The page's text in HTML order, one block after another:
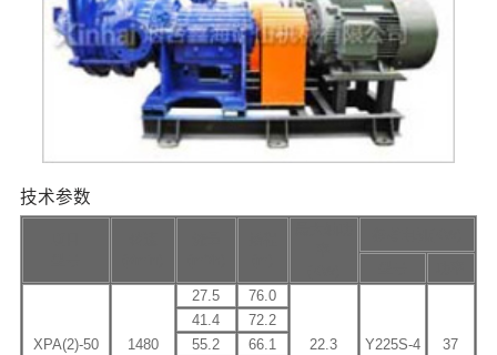
技术参数
XPA(2)-50 1480
27.5 76.0
22.3 Y225S-4 37
41.4
72.2
55.2
66.1